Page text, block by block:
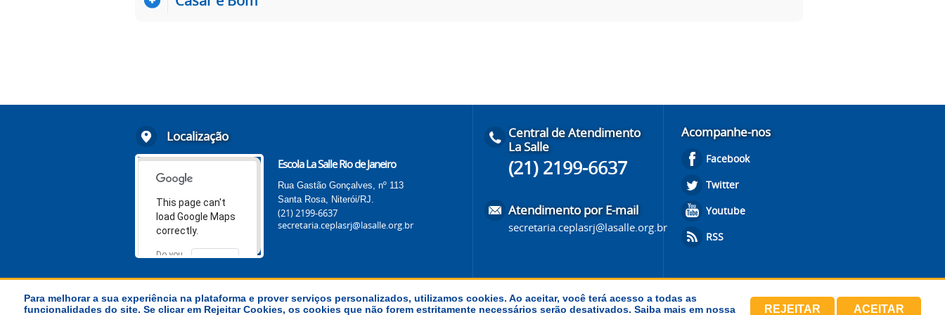
Localização
This page can't
load Google Maps
correctly.
Do you
website?
OK
Escola La Salle Rio de Janeiro
Rua Gastão Gonçalves, nº 113
Santa Rosa, Niterói/RJ.
(21) 2199-6637
Para melhorar a sua experiência na plataforma e prover serviços personalizados, utilizamos cookies. Ao aceitar, você terá acesso a todas as
funcionalidades do site. Se clicar em Rejeitar Cookies, os cookies que não forem estritamente necessários serão desativados. Saiba mais em nossa
REJEITAR ACEITAR
secretaria.ceplasrj@lasalle.org.br
Central de Atendimento
La Salle
(21) 2199-6637
Atendimento por E-mail
secretaria.ceplasrj@lasalle.org.br
Acompanhe-nos
Facebook
Twitter
Youtube
RSS